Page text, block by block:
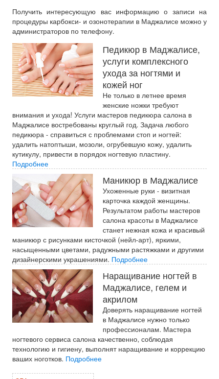
Получить интересующую вас информацию о записи на
процедуры карбокси- и озонотерапии в Маджалисе можно у
администраторов по телефону.
Педикюр в Маджалисе,
услуги комплексного
ухода за ногтями и
кожей ног
Не только в летнее время
женские ножки требуют
внимания и ухода! Услуги мастеров педикюра салона в
Маджалисе востребованы круглый год. Задача любого
педикюра - справиться с проблемами стоп и ногтей:
удалить натоптыши, мозоли, огрубевшую кожу, удалить
кутикулу, привести в порядок ногтевую пластину.
Подробнее
Маникюр в Маджалисе
Ухоженные руки - визитная
карточка каждой женщины.
Результатом работы мастеров
салона красоты в Маджалисе
станет нежная кожа и красивый
маникюр с рисунками кисточкой (нейл-арт), яркими,
насыщенными цветами, радужными растяжками и другими
дизайнерскими украшениями. Подробнее
Наращивание ногтей в
Маджалисе, гелем и
акрилом
Доверять наращивание ногтей
в Маджалисе нужно только
профессионалам. Мастера
ногтевого сервиса салона качественно, соблюдая
технологию и гигиену, выполнят наращивание и коррекцию
ваших ноготков. Подробнее